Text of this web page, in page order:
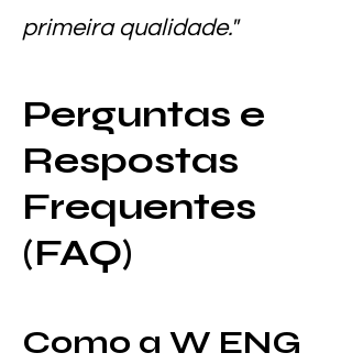
primeira qualidade."
Perguntas e
Respostas
Frequentes
(FAQ)
Como a W ENG